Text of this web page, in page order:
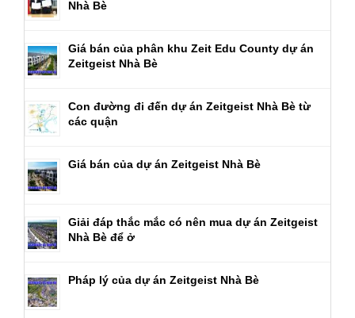
Nhà Bè
Giá bán của phân khu Zeit Edu County dự án
Zeitgeist Nhà Bè
Con đường đi đến dự án Zeitgeist Nhà Bè từ
các quận
Giá bán của dự án Zeitgeist Nhà Bè
Giải đáp thắc mắc có nên mua dự án Zeitgeist
Nhà Bè để ở
Pháp lý của dự án Zeitgeist Nhà Bè